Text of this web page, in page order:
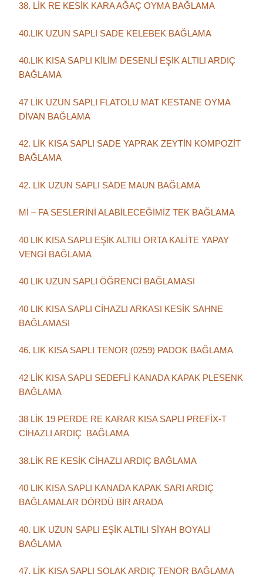
38. LİK RE KESİK KARA AĞAÇ OYMA BAĞLAMA
40.LIK UZUN SAPLI SADE KELEBEK BAĞLAMA
40.LIK KISA SAPLI KİLİM DESENLİ EŞİK ALTILI ARDIÇ
BAĞLAMA
47 LİK UZUN SAPLI FLATOLU MAT KESTANE OYMA
DİVAN BAĞLAMA
42. LİK KISA SAPLI SADE YAPRAK ZEYTİN KOMPOZİT
BAĞLAMA
42. LİK UZUN SAPLI SADE MAUN BAĞLAMA
Mİ – FA SESLERİNİ ALABİLECEĞİMİZ TEK BAĞLAMA
40 LIK KISA SAPLI EŞİK ALTILI ORTA KALİTE YAPAY
VENGİ BAĞLAMA
40 LIK UZUN SAPLI ÖĞRENCİ BAĞLAMASI
40 LIK KISA SAPLI CİHAZLI ARKASI KESİK SAHNE
BAĞLAMASI
46. LIK KISA SAPLI TENOR (0259) PADOK BAĞLAMA
42 LİK KISA SAPLI SEDEFLİ KANADA KAPAK PLESENK
BAĞLAMA
38 LİK 19 PERDE RE KARAR KISA SAPLI PREFİX-T
CİHAZLI ARDIÇ BAĞLAMA
38.LİK RE KESİK CİHAZLI ARDIÇ BAĞLAMA
40 LIK KISA SAPLI KANADA KAPAK SARI ARDIÇ
BAĞLAMALAR DÖRDÜ BİR ARADA
40. LIK UZUN SAPLI EŞİK ALTILI SİYAH BOYALI
BAĞLAMA
47. LİK KISA SAPLI SOLAK ARDIÇ TENOR BAĞLAMA